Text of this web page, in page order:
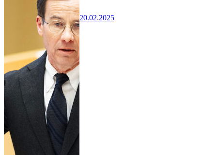
20.02.2025